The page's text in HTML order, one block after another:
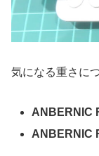
気になる重さに
ANBERNIC
ANBERNIC